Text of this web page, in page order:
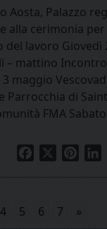
Aosta, Palazzo
alla cerimonia
del lavoro Giovedì
– mattino
maggio
Parrocchia di
FMA
Facebook
4 5 6 7 »